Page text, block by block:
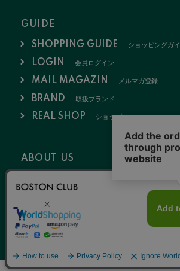
GUIDE
SHOPPING GUIDE ショッピングガ
LOGIN 会員ログイン
MAIL MAGAZIN メルマガ登録
BRAND 取扱ブランド
REAL SHOP ショップ
ABOUT US
特定商取
ポリシー
2020 © NULL K.K.